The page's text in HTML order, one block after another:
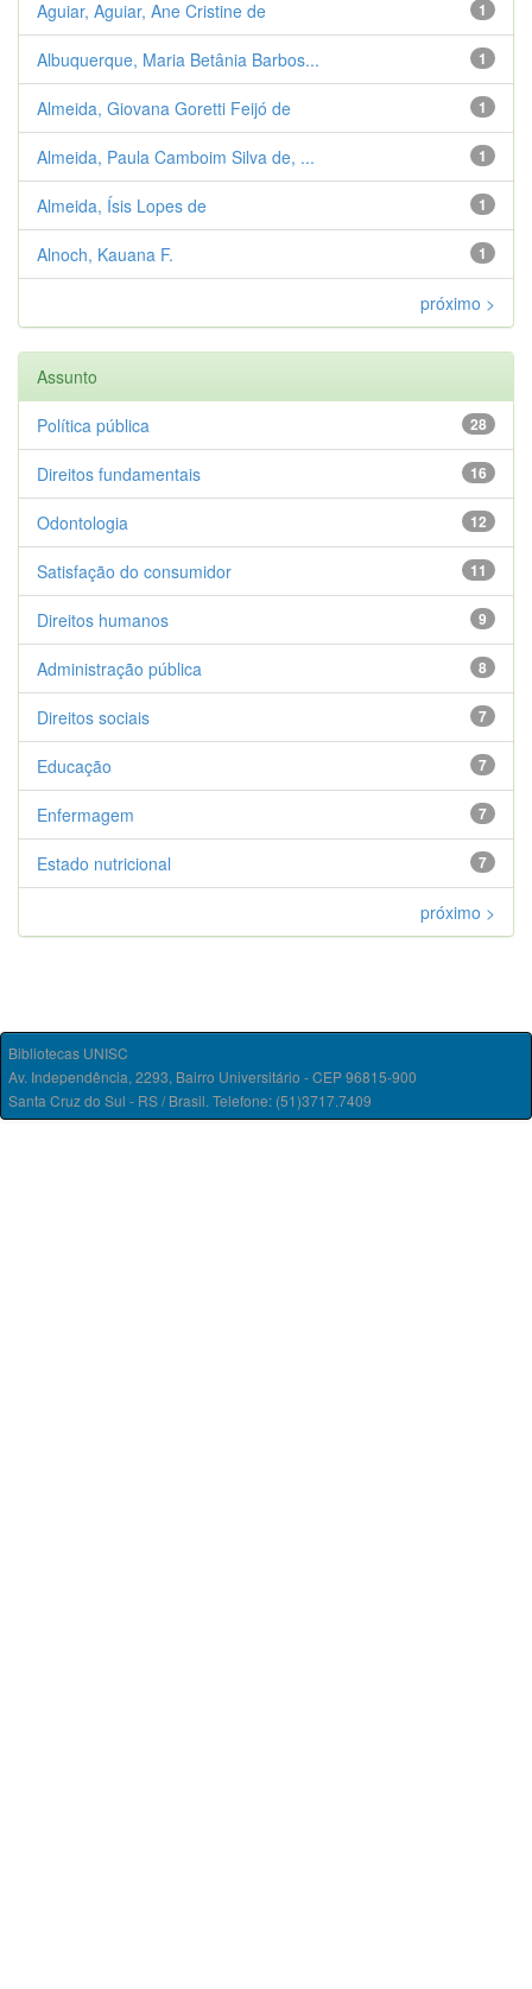
1
Aguiar, Aguiar, Ane Cristine de
1
Albuquerque, Maria Betânia Barbos...
1
Almeida, Giovana Goretti Feijó de
1
Almeida, Paula Camboim Silva de, ...
1
Almeida, Ísis Lopes de
1
Alnoch, Kauana F.
próximo >
Assunto
28
Política pública
16
Direitos fundamentais
12
Odontologia
11
Satisfação do consumidor
9
Direitos humanos
8
Administração pública
7
Direitos sociais
7
Educação
7
Enfermagem
7
Estado nutricional
próximo >
Bibliotecas UNISC
Av. Independência, 2293, Bairro Universitário - CEP 96815-900
Santa Cruz do Sul - RS / Brasil. Telefone: (51)3717.7409